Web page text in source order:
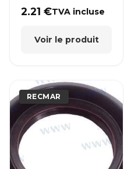
2.21€TVA incluse
Voir le produit
RECMAR